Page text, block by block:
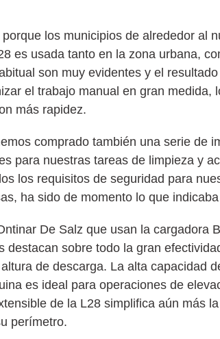
los municipios de alrededor al
es usada tanto en la zona urbana,
son muy evidentes y el
el trabajo manual en gran
más rapidez.
comprado también una serie de
para nuestras tareas de limpieza y
los requisitos de seguridad para
ha sido de momento lo que
De Salz que usan la cargadora
destacan sobre todo la gran
de descarga. La alta capacidad
es ideal para operaciones de
de la L28 simplifica aún más
perímetro.